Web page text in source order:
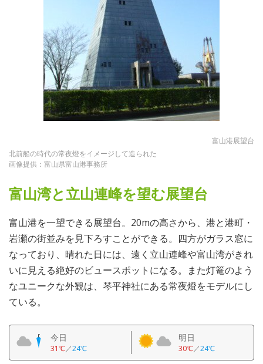
富山港展望台
北前船の時代の常夜燈をイメージして造られた
画像提供：富山県富山港事務所
富山湾と立山連峰を望む展望台
富山港を一望できる展望台。20mの高さから、港と港町・
岩瀬の街並みを見下ろすことができる。四方がガラス窓に
なっており、晴れた日には、遠く立山連峰や富山湾がきれ
いに見える絶好のビュースポットになる。また灯篭のよう
なユニークな外観は、琴平神社にある常夜燈をモデルにし
ている。
今日
31℃／24℃
明日
30℃／24℃